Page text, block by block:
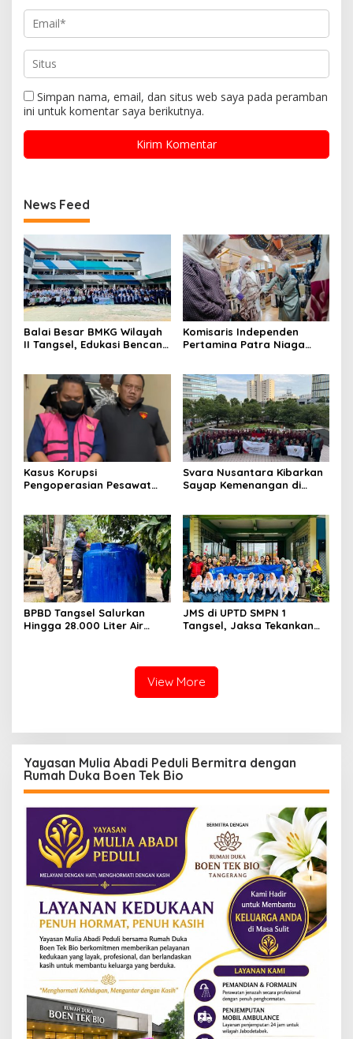
Simpan nama, email, dan situs web saya pada peramban
ini untuk komentar saya berikutnya.
News Feed
Balai Besar BMKG Wilayah
II Tangsel, Edukasi Bencana
23
Komisaris Independen
Pertamina Patra Niaga
Sentuhan Kemanusiaan dan
Keberlanjutan
Kasus Korupsi
Pengoperasian Pesawat
Tersangka
Svara Nusantara Kibarkan
Sayap Kemenangan di
BPBD Tangsel Salurkan
Hingga 28.000 Liter Air
JMS di UPTD SMPN 1
Tangsel, Jaksa Tekankan
View More
Yayasan Mulia Abadi Peduli Bermitra dengan
Rumah Duka Boen Tek Bio